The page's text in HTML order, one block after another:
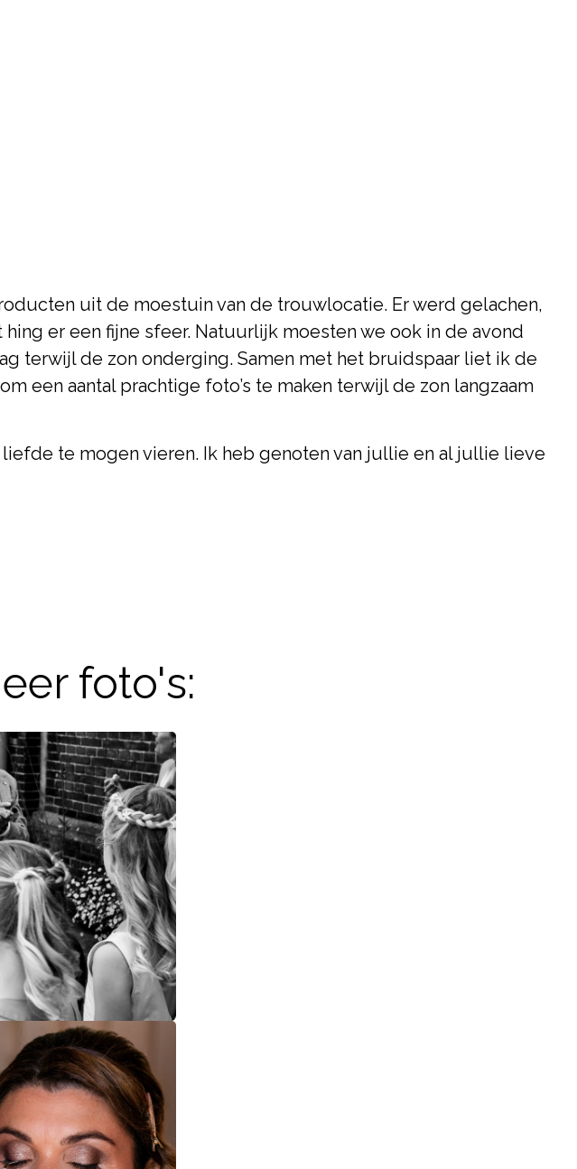
uit de moestuin van de trouwlocatie. Er werd gelachen,
er een fijne sfeer. Natuurlijk moesten we ook in de avond
terwijl de zon onderging. Samen met het bruidspaar liet ik de
een aantal prachtige foto’s te maken terwijl de zon langzaam
te mogen vieren. Ik heb genoten van jullie en al jullie lieve
foto's: